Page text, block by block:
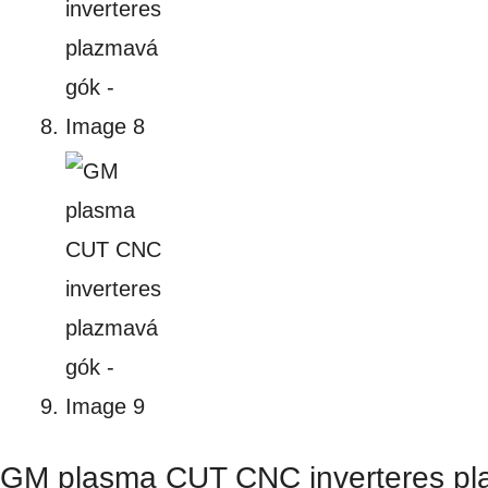
GM plasma CUT CNC inverteres